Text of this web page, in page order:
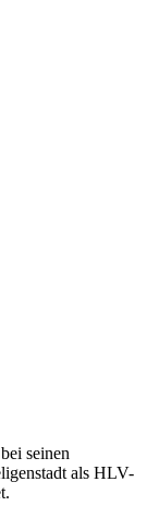
seinen
als HLV-